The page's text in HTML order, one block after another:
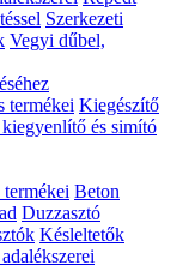
Szerkezeti
Vegyi dűbel,
termékei Kiegészítő
és simító
Beton
Duzzasztó
Késleltetők